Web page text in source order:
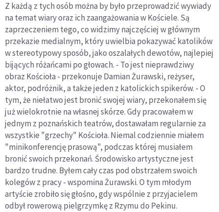
Z każdą z tych osób można by było przeprowadzić wywiady
na temat wiary oraz ich zaangażowania w Kościele. Są
zaprzeczeniem tego, co widzimy najczęściej w głównym
przekazie medialnym, który uwielbia pokazywać katolików
w stereotypowy sposób, jako oszalałych dewotów, najlepiej
bijących różańcami po głowach. - To jest nieprawdziwy
obraz Kościoła - przekonuje Damian Żurawski, reżyser,
aktor, podróżnik, a także jeden z katolickich spikerów. - O
tym, że niełatwo jest bronić swojej wiary, przekonałem się
już wielokrotnie na własnej skórze. Gdy pracowałem w
jednym z poznańskich teatrów, dostawałam regularnie za
wszystkie "grzechy" Kościoła. Niemal codziennie miałem
"minikonferencję prasową", podczas której musiałem
bronić swoich przekonań. Środowisko artystyczne jest
bardzo trudne. Byłem cały czas pod obstrzałem swoich
kolegów z pracy - wspomina Żurawski. O tym młodym
artyście zrobiło się głośno, gdy wspólnie z przyjacielem
odbył rowerową pielgrzymkę z Rzymu do Pekinu.